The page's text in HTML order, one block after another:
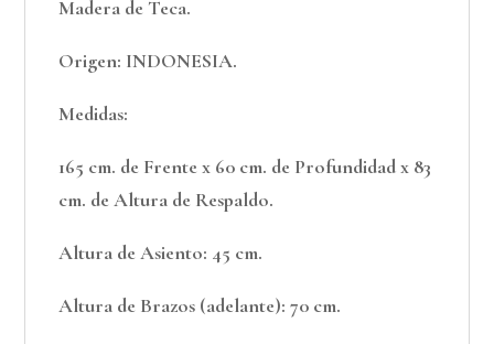
Madera de Teca.
Origen: INDONESIA.
Medidas:
165 cm. de Frente x 60 cm. de Profundidad x 83
cm. de Altura de Respaldo.
Altura de Asiento: 45 cm.
Altura de Brazos (adelante): 70 cm.